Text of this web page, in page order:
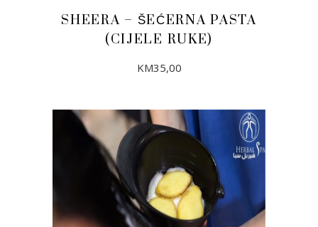
SHEERA – ŠEĆERNA PASTA
(CIJELE RUKE)
KM35,00
DODAJ U KORPU